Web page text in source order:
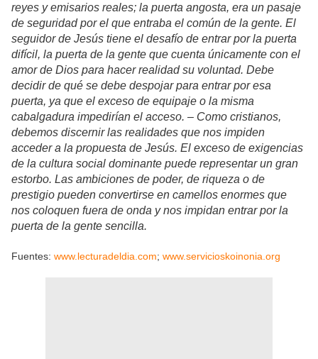
reyes y emisarios reales; la puerta angosta, era un pasaje
de seguridad por el que entraba el común de la gente. El
seguidor de Jesús tiene el desafío de entrar por la puerta
difícil, la puerta de la gente que cuenta únicamente con el
amor de Dios para hacer realidad su voluntad. Debe
decidir de qué se debe despojar para entrar por esa
puerta, ya que el exceso de equipaje o la misma
cabalgadura impedirían el acceso. – Como cristianos,
debemos discernir las realidades que nos impiden
acceder a la propuesta de Jesús. El exceso de exigencias
de la cultura social dominante puede representar un gran
estorbo. Las ambiciones de poder, de riqueza o de
prestigio pueden convertirse en camellos enormes que
nos coloquen fuera de onda y nos impidan entrar por la
puerta de la gente sencilla.
Fuentes: www.lecturadeldia.com; www.servicioskoinonia.org